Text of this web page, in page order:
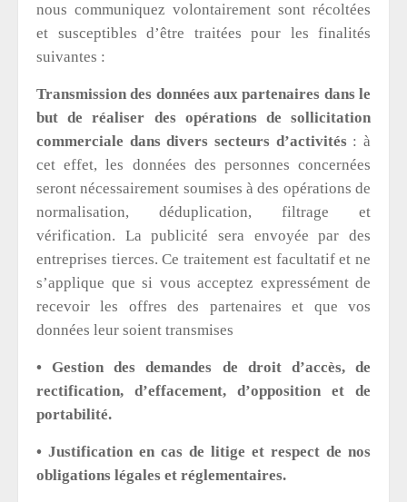
nous communiquez volontairement sont récoltées
et susceptibles d’être traitées pour les finalités
suivantes :
Transmission des données aux partenaires dans le
but de réaliser des opérations de sollicitation
commerciale dans divers secteurs d’activités : à
cet effet, les données des personnes concernées
seront nécessairement soumises à des opérations de
normalisation, déduplication, filtrage et
vérification. La publicité sera envoyée par des
entreprises tierces. Ce traitement est facultatif et ne
s’applique que si vous acceptez expressément de
recevoir les offres des partenaires et que vos
données leur soient transmises
• Gestion des demandes de droit d’accès, de
rectification, d’effacement, d’opposition et de
portabilité.
• Justification en cas de litige et respect de nos
obligations légales et réglementaires.